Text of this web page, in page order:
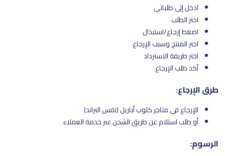
ادخل إلى طلباتي
اختر الطلب
اضغط إرجاع/استبدال
اختر المنتج وسبب الإرجاع
اختر طريقة الاسترداد
أكد طلب الإرجاع
طرق الإرجاع:
الإرجاع في متاجر كلوب أباريل (نفس البراند)
أو طلب استلام عن طريق الشحن عبر خدمة العملاء
الرسوم: